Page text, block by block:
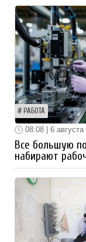
РАБОТА
08:08 | 6 августа
Все большую
набирают